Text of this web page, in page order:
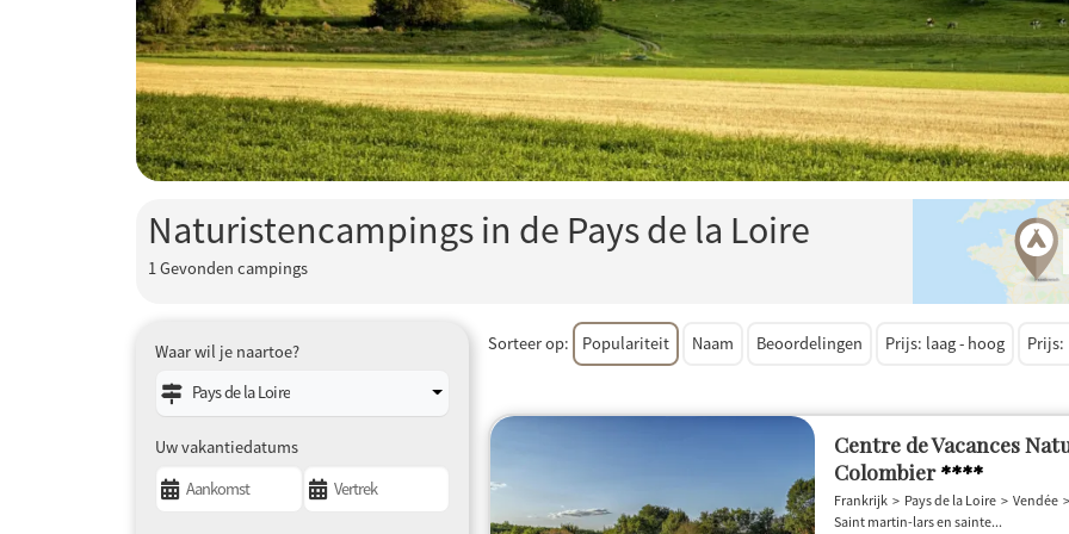
Naturistencampings in de Pays de la Loire
1 Gevonden campings
Waar wil je naartoe?
Pays de la Loire
Uw vakantiedatums
Sorteer op: Populariteit Naam Beoordelingen prijs: laag - hoog
Centre de Vacances
Colombier****
Frankrijk Pays de la Loire
Vendée
Saint martin-lars en sainte...